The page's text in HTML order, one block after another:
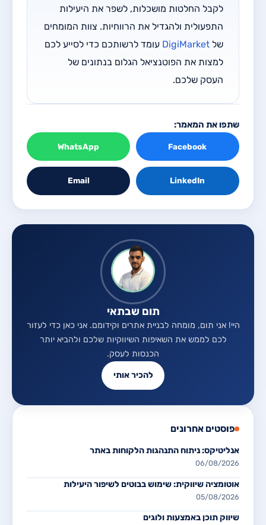
לקבל החלטות מושכלות, לשפר את היעילות
התפעולית ולהגדיל את הרווחיות. צוות המומחים
של DigiMarket עומד לרשותכם כדי לסייע לכם
למצות את הפוטנציאל הגלום בנתונים של
העסק שלכם.
שתפו את המאמר:
Facebook
WhatsApp
LinkedIn
Email
תום שבתאי
היי! אני תום, מומחה לבניית אתרים וקידומם. אני כאן כדי לעזור
לכם לממש את השאיפות השיווקיות שלכם ולהביא יותר
הכנסות לעסק.
להכיר אותי
פוסטים אחרונים
אנליטיקס: ניתוח התנהגות הלקוחות באתר
06/08/2026
אוטומציה שיווקית: שימוש בבוטים לשיפור היעילות
05/08/2026
שיווק תוכן באמצעות ולוגים